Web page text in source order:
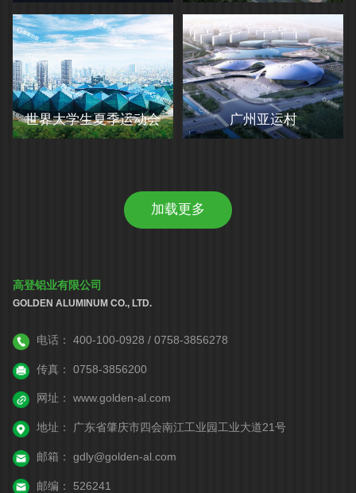
世界大学生夏季运动会 广州亚运村
加载更多
高登铝业有限公司
GOLDEN ALUMINUM CO., LTD.
电话： 400-100-0928 / 0758-3856278
传真： 0758-3856200
网址： www.golden-al.com
地址： 广东省肇庆市四会南江工业园工业大道21号
邮箱： gdly@golden-al.com
邮编： 526241